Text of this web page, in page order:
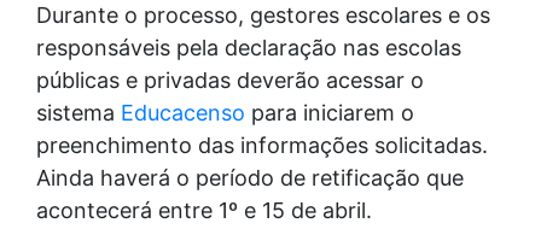
Durante o processo, gestores escolares e os
responsáveis pela declaração nas escolas
públicas e privadas deverão acessar o
sistema Educacenso para iniciarem o
preenchimento das informações solicitadas.
Ainda haverá o período de retificação que
acontecerá entre 1º e 15 de abril.